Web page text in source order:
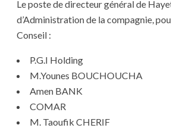
Le poste de directeur général de
d’Administration de la compagnie,
Conseil :
P.G.I Holding
M.Younes BOUCHOUCHA
Amen BANK
COMAR
M. Taoufik CHERIF